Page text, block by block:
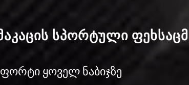
სპორტული
ყოველ ნაბიჯზე